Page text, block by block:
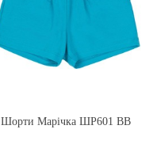
Шорти Марічка ШР601 BB